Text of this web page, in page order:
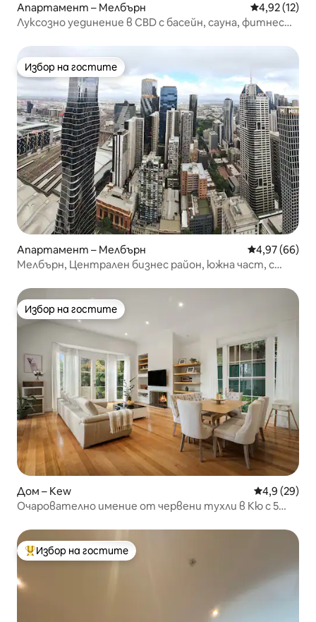
Апартамент – Мелбърн Средна
4,92 (12)
Луксозно уединение в CBD с басейн, сауна, фитнес
Избор на гостите
Избор на гостите
Апартамент – Мелбърн Средна
4,97 (66)
Мелбърн, Централен бизнес район, южна част, с
Избор на гостите
Избор на гостите
Дом – Kew Средна
4,9 (29)
Очарователно имение от червени тухли в Кю с 5
Най-популярен избор на гостите
Избор на гостите